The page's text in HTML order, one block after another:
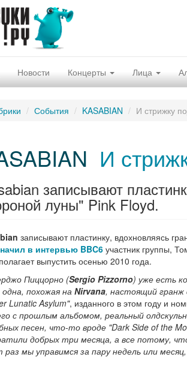
Новости Концерты Лица
События KASABIAN И стрижку
И
записывают
луны" Pink Floyd.
записывают пластинку, вдохновляясь
в интервью BBC6 участник группы,
выпустить осенью 2010 года.
Пиццорно (Sergio Pizzorno) уже есть
похожая на Nirvana, настоящий
Lunatic Asylum", изданного в этом году и
с прошлым альбомом, реальный
песен, что-то вроде "Dark Side of the
добрых три месяца, а все потому,
мы управимся за пару недель или